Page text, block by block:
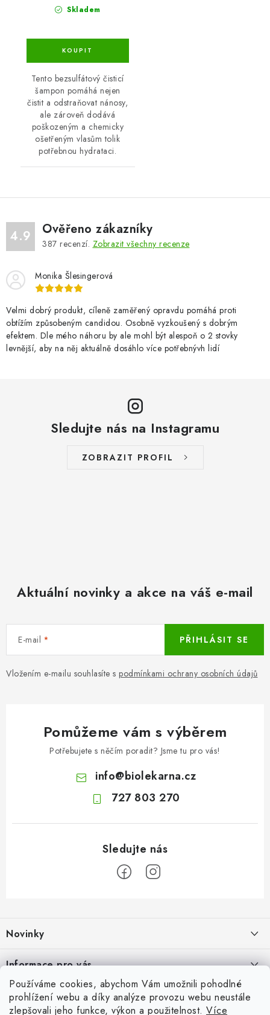
Používáme cookies, abychom Vám umožnili pohodlné
prohlížení webu a díky analýze provozu webu neustále
zlepšovali jeho funkce, výkon a použitelnost. Více
Skladem
Tento bezsulfátový čisticí
šampon pomáhá nejen
čistit a odstraňovat nánosy,
ale zároveň dodává
poškozeným a chemicky
ošetřeným vlasům tolik
potřebnou hydrataci.
4.9 Ověřeno zákazníky
387 recenzí. Zobrazit všechny recenze
Monika Šlesingerová
Velmi dobrý produkt, cíleně zaměřený opravdu pomáhá proti
obtížím způsobeným candidou. Osobně vyzkoušený s dobrým
efektem. Dle mého náhoru by ale mohl být alespoň o 2 stovky
levnější, aby na něj aktuálně dosáhlo více potřebnývh lidí
Sledujte nás na Instagramu
ZOBRAZIT PROFIL
Aktuální novinky a akce na váš e-mail
E-mail
Vložením e-mailu souhlasíte s podmínkami ochrany osobních údajů
PŘIHLÁSIT SE
Pomůžeme vám s výběrem
Potřebujete s něčím poradit? Jsme tu pro vás!
info@biolekarna.cz
727 803 270
p
a
t
Novinky
Jak na klidné trávení na cestách
Fava boby: výživná luštěnina plná rostlinných bílkovin, vlákniny a
Informace pro vás
Odborný garant MUDr. Monika Klaudysová
Jak nakupovat
Přijímáme online platby